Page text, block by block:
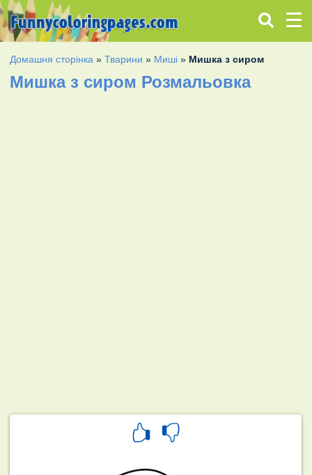
Домашня сторінка »Тварини » Миші » Мишка з сиром
Мишка з сиром Розмальовка